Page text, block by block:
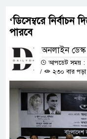
‘ডিসেম্বরে নির্বাচন
পারবে
অনলাইন ডেস্ক
আপডেট সময় :
/
২৩০ বার পড়া